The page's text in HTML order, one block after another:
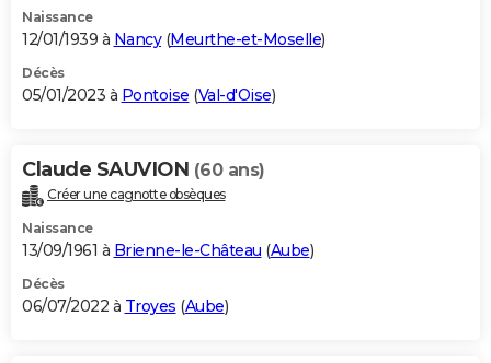
Naissance
12/01/1939 à Nancy(Meurthe-et-Moselle)
Décès
05/01/2023 à Pontoise (Val-d'Oise)
Claude SAUVION (60 ans)
Créer une cagnotte obsèques
Naissance
13/09/1961 à Brienne-le-Château (Aube)
Décès
06/07/2022 à Troyes (Aube)